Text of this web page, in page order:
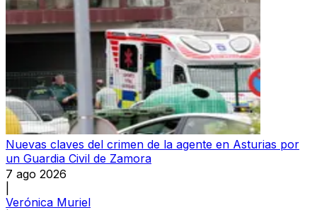
Nuevas claves del crimen de la agente en Asturias por
un Guardia Civil de Zamora
7 ago 2026
Verónica Muriel